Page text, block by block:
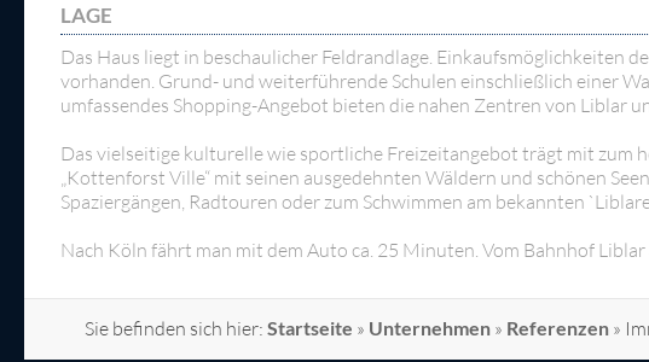
LAGE
Das Haus liegt in beschaulicher Feldrandlage. Einkaufsmöglichkeiten
vorhanden. Grund- und weiterführende Schulen einschließlich einer
umfassendes Shopping-Angebot bieten die nahen Zentren von Liblar
Das vielseitige kulturelle wie sportliche Freizeitangebot trägt mit zum
„Kottenforst Ville“ mit seinen ausgedehnten Wäldern und schönen
Spaziergängen, Radtouren oder zum Schwimmen am bekannten
Nach Köln fährt man mit dem Auto ca. 25 Minuten. Vom Bahnhof
Sie befinden sich hier: Startseite » Unternehmen » Referenzen »